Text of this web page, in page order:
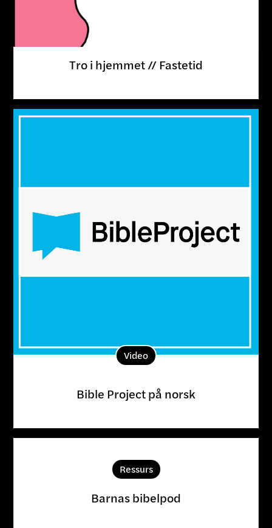
Tro i hjemmet // Fastetid
Video
Bible Project på norsk
Ressurs
Barnas bibelpod